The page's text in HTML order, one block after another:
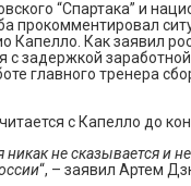
“Спартака” и
прокомментировал
Капелло. Как заявил
с задержкой
главного тренера
с Капелло до
никак не сказывается и
“, – заявил Артем